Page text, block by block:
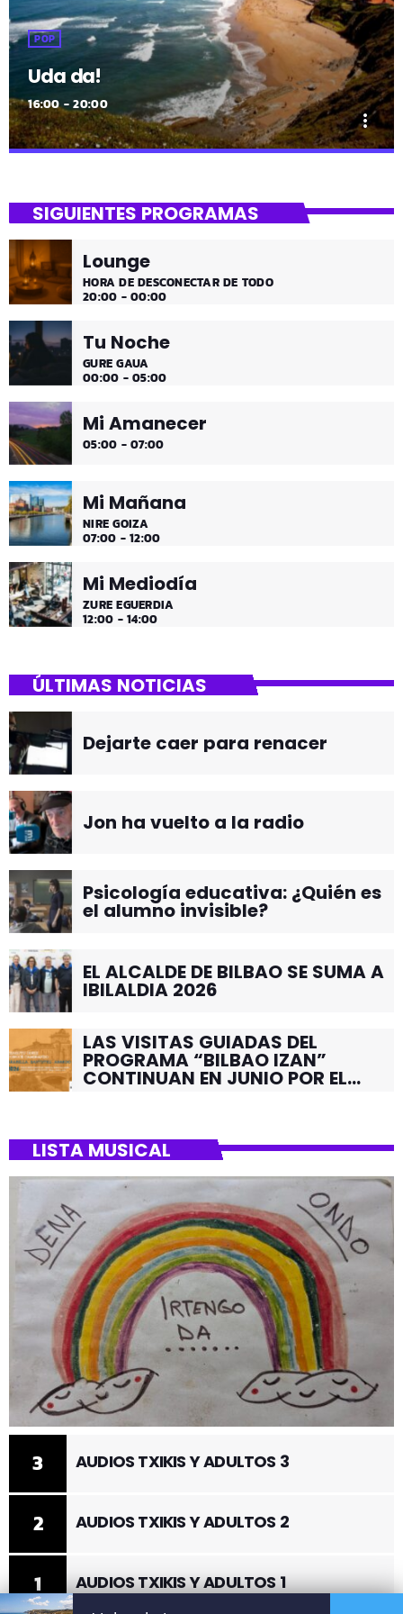
Uda da!
¡Toda la música!
¡Toda la música!
close
SIGUIENTES PROGRAMAS
Lounge
HORA DE DESCONECTAR DE TODO
20:00 - 00:00
Tu Noche
GURE GAUA
Mi Amanecer
05:00 - 07:00
Mi Mañana
NIRE GOIZA
Mi Mediodía
ÚLTIMAS NOTICIAS
Dejarte caer para renacer
Jon ha vuelto a la radio
Psicología educativa: ¿Quién es
EL ALCALDE DE BILBAO SE SUMA A
LAS VISITAS GUIADAS DEL
PROGRAMA “BILBAO IZAN”
LISTA MUSICAL
1
AUDIOS TXIKIS Y ADULTOS 2
3 AUDIOS TXIKIS Y ADULTOS 3
LISTA DE REPRODUCCIÓN COMPLETA